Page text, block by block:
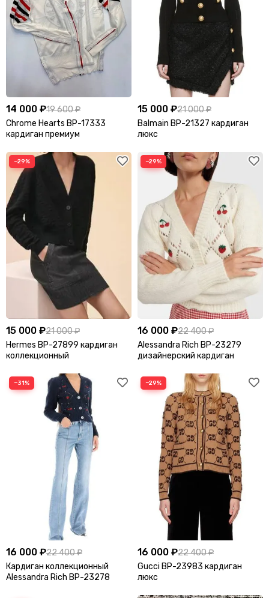
Куртки
Куртки кожаные
Легинсы и лосины
Пальто
Пиджаки
Плащи
Пуловеры
Пуховики
Рубашки
Сарафаны
Свитеры
Свитшоты и худи
Спортивные костюмы
Топы
Туники
Футболки
Шорты
Шубы
14 000 ₽19 600 ₽
Chrome Hearts BP-17333
кардиган премиум
15 000 ₽21 000 ₽
Balmain BP-21327 кардиган
люкс
−29%
15 000 ₽21 000 ₽
Hermes BP-27899 кардиган
коллекционный
−29%
16 000 ₽22 400 ₽
Alessandra Rich BP-23279
дизайнерский кардиган
−31%
16 000 ₽22 400 ₽
Кардиган коллекционный
Alessandra Rich BP-23278
−29%
16 000 ₽22 400 ₽
Gucci BP-23983 кардиган
люкс